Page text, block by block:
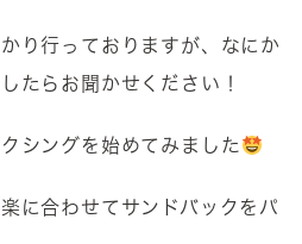
り行っておりますが、なにか
たらお聞かせください！
シングを始めてみました
に合わせてサンドバックをパ